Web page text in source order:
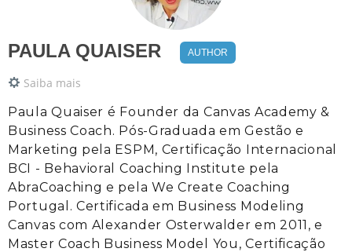
PAULA QUAISER AUTHOR
Saiba mais
Paula Quaiser é Founder da Canvas Academy &
Business Coach. Pós-Graduada em Gestão e
Marketing pela ESPM, Certificação Internacional
BCI - Behavioral Coaching Institute pela
AbraCoaching e pela We Create Coaching
Portugal. Certificada em Business Modeling
Canvas com Alexander Osterwalder em 2011, e
Master Coach Business Model You, Certificação